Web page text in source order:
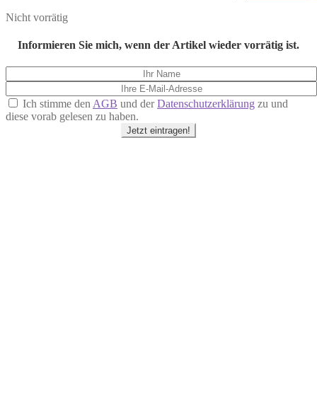
Nicht vorrätig
Informieren Sie mich, wenn der Artikel wieder vorrätig ist.
Ich stimme den AGB und derDatenschutzerklärung zu und
diese vorab gelesen zu haben.
Jetzt eintragen!